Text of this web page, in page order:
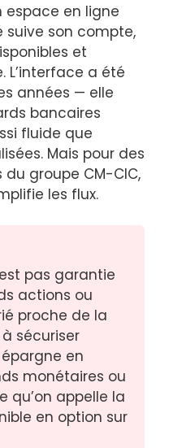
espace en ligne
suive son compte,
et
a été
années — elle
bancaires
fluide que
Mais pour des
groupe CM-CIC,
les flux.
pas garantie
actions ou
proche de la
sécuriser
en
monétaires ou
qu’on appelle la
en option sur